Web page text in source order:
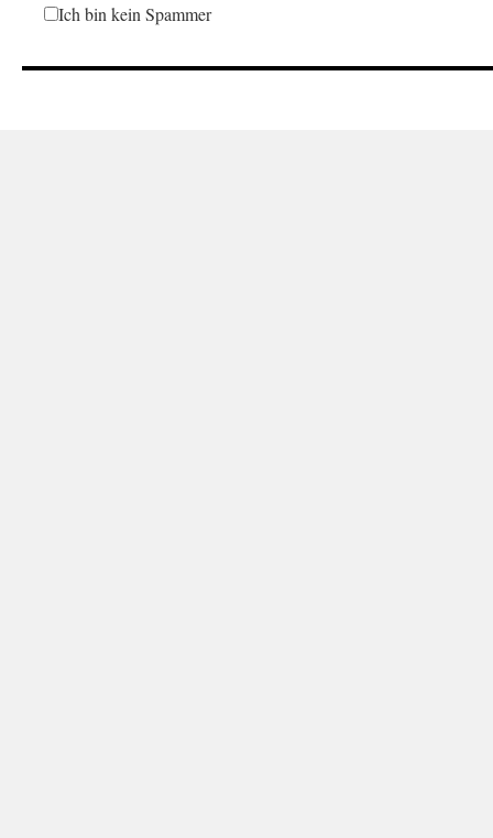
Ich bin kein Spammer